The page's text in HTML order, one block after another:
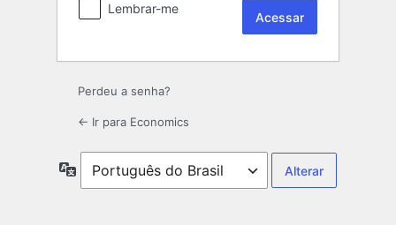
Lembrar-me
Perdeu a senha?
← Ir para Economics
Idioma